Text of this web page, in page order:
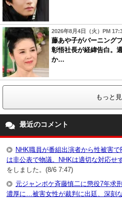
2026年8月4日（火）PM
藤あや子がバーニング
彰悟社長が経緯告白。
か…
もっと
最近のコメント
NHK職員が番組出演者から性被害
は非公表で物議。NHKは適切な対応せ
をしました。(8/6 7:47)
元ジャンポケ斉藤慎二に懲役7年求
濃厚に…被害女性が裁判に出廷、深刻